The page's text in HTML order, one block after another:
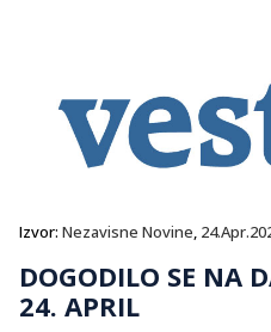
Izvor: Nezavisne Novine,
DOGODILO SE NA
24. APRIL